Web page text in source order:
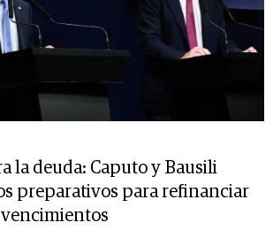
la deuda: Caputo y Bausili
preparativos para refinanciar